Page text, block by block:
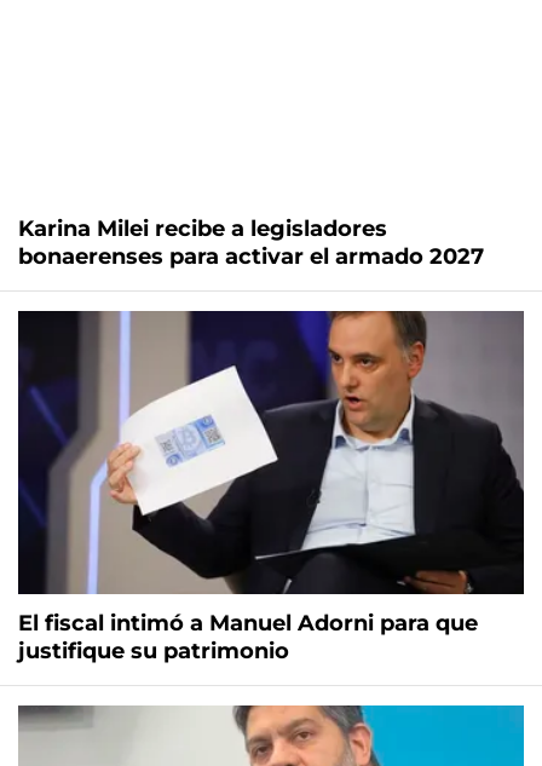
Karina Milei recibe a legisladores
bonaerenses para activar el armado 2027
El fiscal intimó a Manuel Adorni para que
justifique su patrimonio